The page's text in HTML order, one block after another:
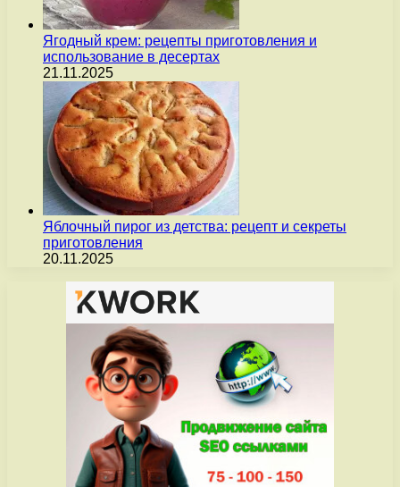
Ягодный крем: рецепты приготовления и
использование в десертах
21.11.2025
Яблочный пирог из детства: рецепт и секреты
приготовления
20.11.2025